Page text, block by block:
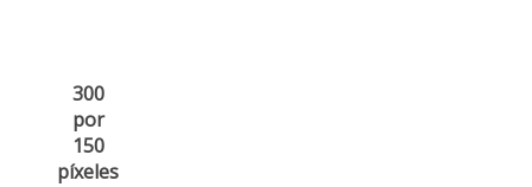
300
por
150
píxeles